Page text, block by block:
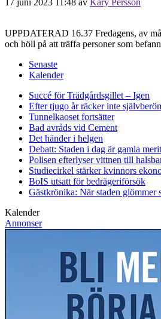
UPPDATERAD 16.37 Fredagens, av
och höll på att träffa personer som
Senaste
Kalender
Succé för Trädgårdsgillet – Igen
Efter tjugo år räcker inte
Tunnelkaoset fortsätter
Bad avråds vid Cement
Det händer i helgen
Debatt: Staden i dag är gamla
Polisen efterlyser vittnen till
Studiecirkel stärker kvinnors
BoIS utsatt för bedrägeriförsök
Gästkrönika: När staden glömmer
Kalender
Annonser